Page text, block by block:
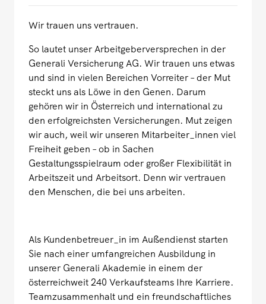
Wir trauen uns vertrauen.
So lautet unser Arbeitgeberversprechen in der
Generali Versicherung AG. Wir trauen uns etwas
und sind in vielen Bereichen Vorreiter – der Mut
steckt uns als Löwe in den Genen. Darum
gehören wir in Österreich und international zu
den erfolgreichsten Versicherungen. Mut zeigen
wir auch, weil wir unseren Mitarbeiter_innen viel
Freiheit geben – ob in Sachen
Gestaltungsspielraum oder großer Flexibilität in
Arbeitszeit und Arbeitsort. Denn wir vertrauen
den Menschen, die bei uns arbeiten.
Als Kundenbetreuer_in im Außendienst starten
Sie nach einer umfangreichen Ausbildung in
unserer Generali Akademie in einem der
österreichweit 240 Verkaufsteams Ihre Karriere.
Teamzusammenhalt und ein freundschaftliches